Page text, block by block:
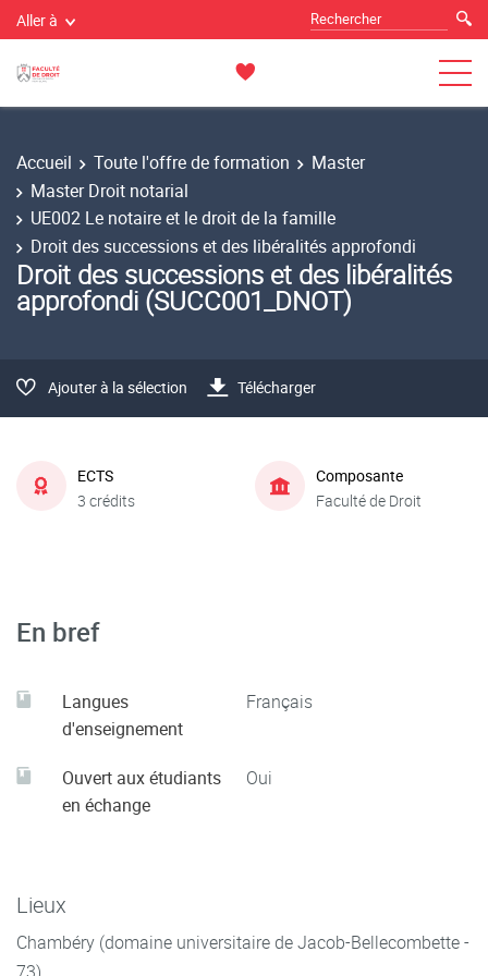
Aller à
Accueil Toute l'offre de formation
Master
Master Droit notarial
UE002 Le notaire et le droit de la famille
Droit des successions et des libéralités approfondi
Droit des successions et des libéralités
approfondi (SUCC001_DNOT)
Ajouter à la sélection Télécharger
ECTS
3 crédits
Composante
Faculté de Droit
En bref
Langues
d'enseignement
Français
Ouvert aux étudiants
en échange
Oui
Lieux
Chambéry (domaine universitaire de Jacob-Bellecombette -